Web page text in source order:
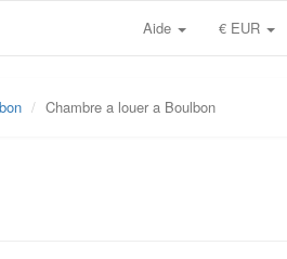
Aide € EUR
Chambre a louer a Boulbon